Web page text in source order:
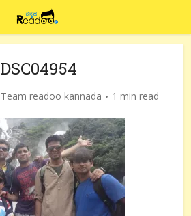
DSC04954
Team readoo kannada 1 min read